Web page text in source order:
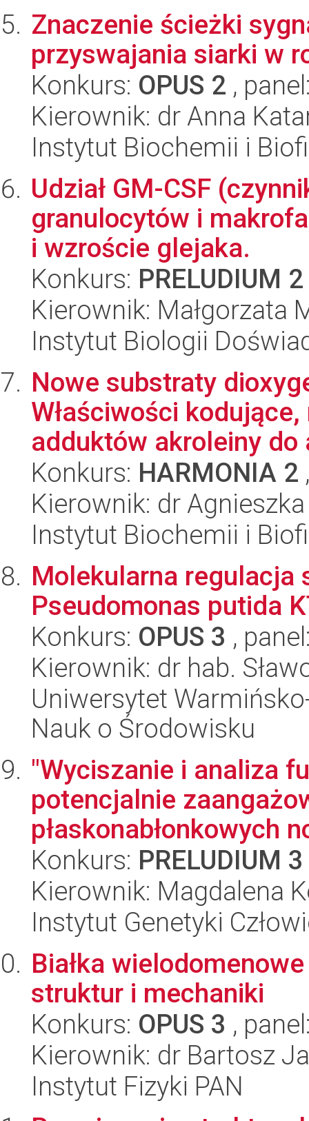
Znaczenie ścieżki
przyswajania siarki w
Konkurs: OPUS 2 ,
Kierownik: dr Anna
Instytut Biochemii i
Udział GM-CSF
granulocytów i
i wzroście glejaka.
Konkurs: PRELUDIUM 2
Kierownik: Małgorzata
Instytut Biologii
Nowe substraty
Właściwości
adduktów akroleiny do
Konkurs: HARMONIA 2
Kierownik: dr
Instytut Biochemii i
Molekularna regulacja
Pseudomonas putida
Konkurs: OPUS 3 ,
Kierownik: dr hab.
Uniwersytet
Nauk o Środowisku
"Wyciszanie i analiza
potencjalnie
płaskonabłonkowych
Konkurs: PRELUDIUM 3
Kierownik: Magdalena
Instytut Genetyki
Białka
struktur i mechaniki
Konkurs: OPUS 3 ,
Kierownik: dr Bartosz
Instytut Fizyki PAN